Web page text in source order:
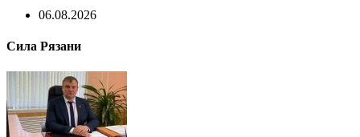
06.08.2026
Сила Рязани